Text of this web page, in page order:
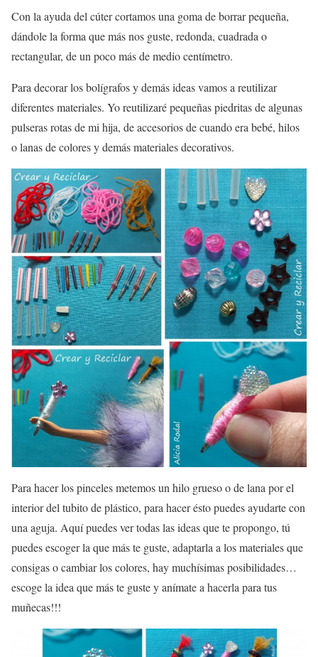
Con la ayuda del cúter cortamos una goma de borrar pequeña,
dándole la forma que más nos guste, redonda, cuadrada o
rectangular, de un poco más de medio centímetro.
Para decorar los bolígrafos y demás ideas vamos a reutilizar
diferentes materiales. Yo reutilizaré pequeñas piedritas de algunas
pulseras rotas de mi hija, de accesorios de cuando era bebé, hilos
o lanas de colores y demás materiales decorativos.
Para hacer los pinceles metemos un hilo grueso o de lana por el
interior del tubito de plástico, para hacer ésto puedes ayudarte con
una aguja. Aquí puedes ver todas las ideas que te propongo, tú
puedes escoger la que más te guste, adaptarla a los materiales que
consigas o cambiar los colores, hay muchísimas posibilidades…
escoge la idea que más te guste y anímate a hacerla para tus
muñecas!!!